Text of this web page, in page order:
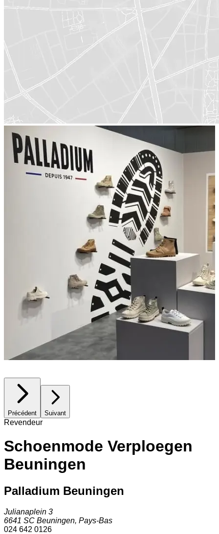
Précédent Suivant
Revendeur
Schoenmode Verploegen
Beuningen
Palladium Beuningen
Julianaplein 3
6641 SC Beuningen, Pays-Bas
024 642 0126